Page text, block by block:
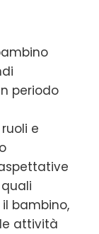
periodo
e
bambino,
attività